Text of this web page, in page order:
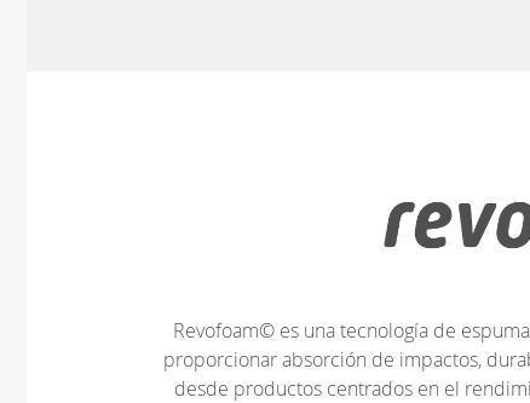
Revofoam© es una tecnología de
proporcionar absorción de impactos,
desde productos centrados en el